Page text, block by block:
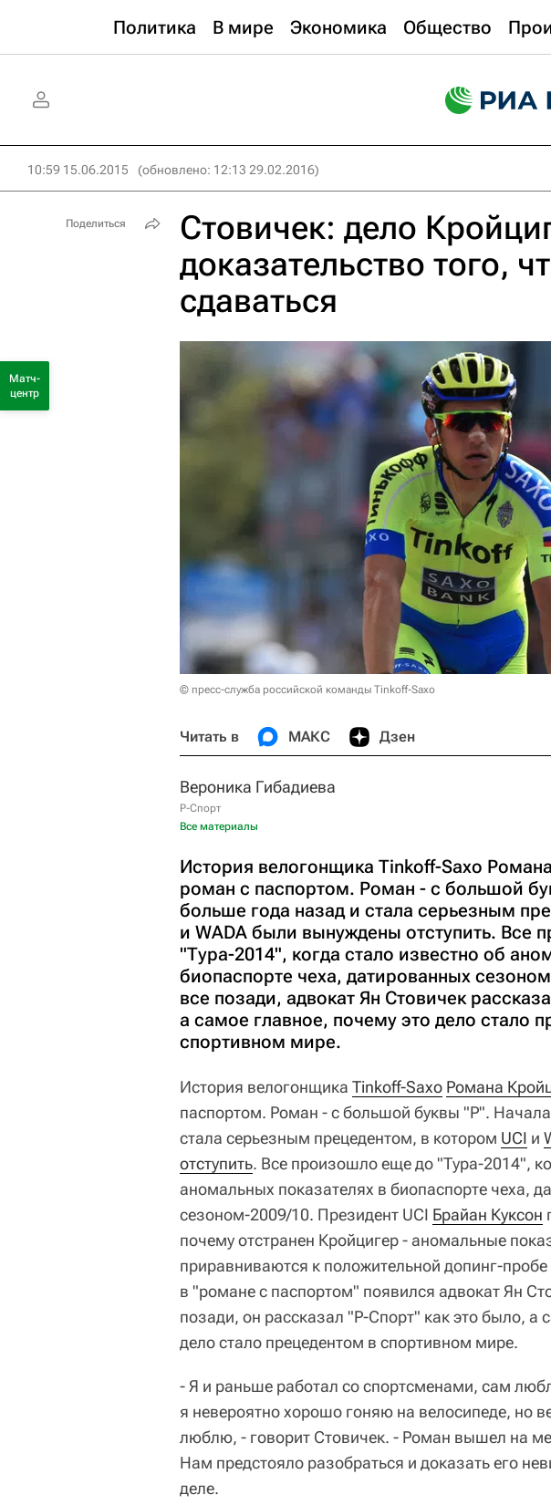
Политика В мире Экономика Общество
10:59 15.06.2015 (обновлено: 12:13 29.02.2016)
Стовичек: дело
доказательство того,
сдаваться
© пресс-служба российской команды Tinkoff-Saxo
Читать в МАКС Дзен
Вероника Гибадиева
Р-Спорт
Все материалы
История велогонщика Tinkoff-Saxo
роман с паспортом. Роман - с большой
больше года назад и стала серьезным
и WADA были вынуждены отступить. Все
"Тура-2014", когда стало известно об
биопаспорте чеха, датированных
все позади, адвокат Ян Стовичек
а самое главное, почему это дело стало
спортивном мире.
История велогонщика Tinkoff-Saxo Романа
паспортом. Роман - с большой буквы "Р".
стала серьезным прецедентом, в котором UCI и
отступить. Все произошло еще до "Тура-2014",
аномальных показателях в биопаспорте чеха,
сезоном-2009/10. Президент UCI Брайан Куксон
почему отстранен Кройцигер - аномальные
приравниваются к положительной допинг-
в "романе с паспортом" появился адвокат Ян
позади, он рассказал "Р-Спорт" как это было, а
дело стало прецедентом в спортивном мире.
- Я и раньше работал со спортсменами, сам
я невероятно хорошо гоняю на велосипеде, но
люблю, - говорит Стовичек. - Роман вышел на
Нам предстояло разобраться и доказать его
деле.
Поделиться
Матч-
центр